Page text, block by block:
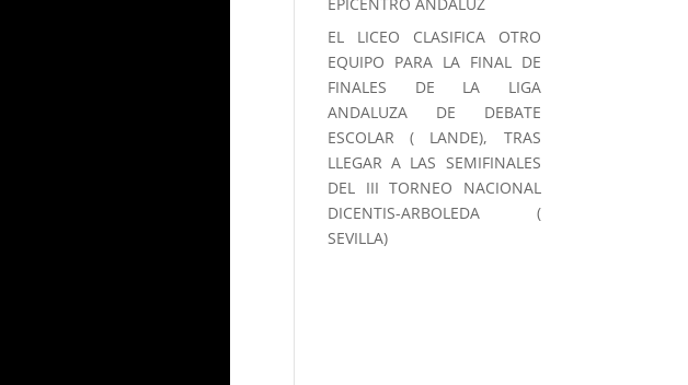
EL LICEO CLASIFICA OTRO
EQUIPO PARA LA FINAL DE
FINALES DE LA LIGA
ANDALUZA DE DEBATE
ESCOLAR ( LANDE), TRAS
LLEGAR A LAS SEMIFINALES
DEL III TORNEO NACIONAL
DICENTIS-ARBOLEDA (
SEVILLA)